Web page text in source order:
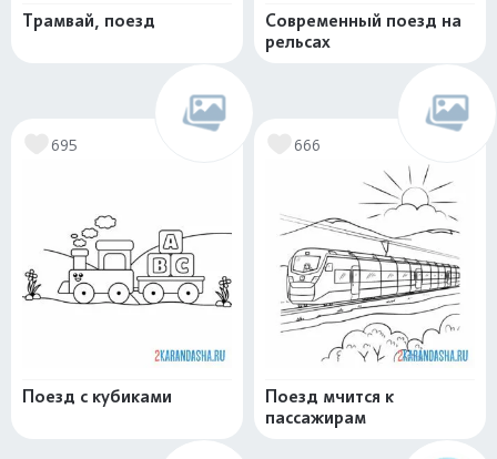
Трамвай, поезд
Современный поезд на
рельсах
695
Поезд с кубиками
666
Поезд мчится к
пассажирам